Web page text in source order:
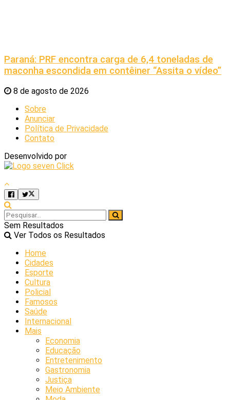
Paraná: PRF encontra carga de 6,4 toneladas de
maconha escondida em contêiner “Assita o vídeo”
8 de agosto de 2026
Sobre
Anunciar
Política de Privacidade
Contato
Desenvolvido por
Sem Resultados
Ver Todos os Resultados
Home
Cidades
Esporte
Cultura
Policial
Famosos
Saúde
Internacional
Mais
Economia
Educação
Entretenimento
Gastronomia
Justiça
Meio Ambiente